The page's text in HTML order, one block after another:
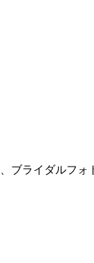
ブライダルフォ